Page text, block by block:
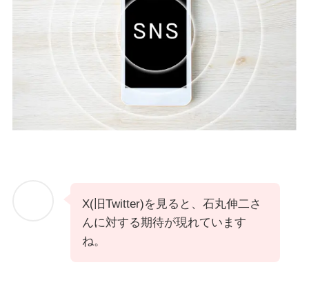
X(旧Twitter)を見ると、石丸伸二さ
んに対する期待が現れています
ね。